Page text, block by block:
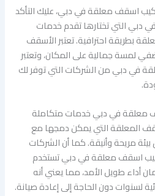
اسقف معلقة في دبي، عليك التأكد
دبي التي تختارها تقدم خدمات
بطريقة احترافية. تعتبر الأسقف
لمسة جمالية على المكان، وتعتبر
في دبي من الشركات التي توفر لك
معلقة في دبي خدمات متكاملة
المعلقة التي يمكن دمجها مع
بيئة مريحة وأنيقة. كما أن الشركات
اسقف معلقة في دبي تستخدم
أداء طويل الأمد، مما يعني أنه
لسنوات دون الحاجة إلى إعادة صيانة.